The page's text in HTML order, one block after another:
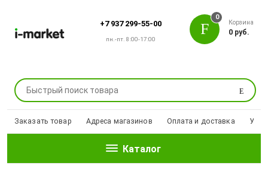
+7 937 299-55-00
пн.-пт. 8:00-17:00
Поиск
0
Корзина
0 руб.
Заказать товар Адреса магазинов Оплата и доставка
Каталог